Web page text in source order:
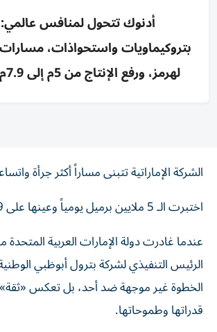
أدنوك تتحول لمنافس
بتروكيماويات واستحواذات،
لهرمز، ورفع الإنتاج من 5م إلى 7.9م برميل/يوم
الشركة الإماراتية تتبنى مساراً أكثر جرأة
اختبرت الـ 5 ملايين برميل يومياً وعينها على 7.9 مليون
عندما غادرت دولة الإمارات العربية
الرئيس التنفيذي لشركة بترول أبوظبي
الخطوة غير موجهة ضد أحد، بل تعكس
قدراتها وطموحاتها.